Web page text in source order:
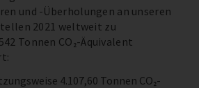
und -Überholungen an unseren
2021 weltweit zu
Tonnen CO₂-Äquivalent
4.107,60 Tonnen CO₂-